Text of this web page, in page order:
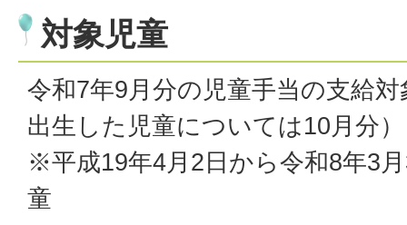
対象児童
令和7年9月分の児童手当の支給
出生した児童については10月分）​
※平成19年4月2日から令和8年3
童